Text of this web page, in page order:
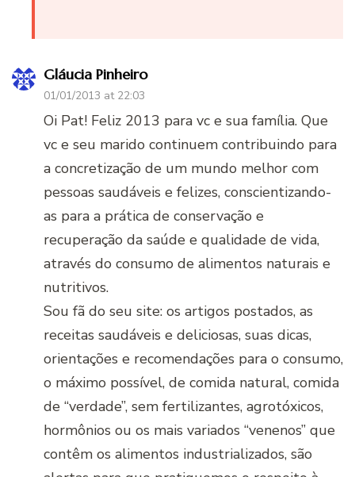
Gláucia Pinheiro
01/01/2013 at 22:03
Oi Pat! Feliz 2013 para vc e sua família. Que
vc e seu marido continuem contribuindo para
a concretização de um mundo melhor com
pessoas saudáveis e felizes, conscientizando-
as para a prática de conservação e
recuperação da saúde e qualidade de vida,
através do consumo de alimentos naturais e
nutritivos.
Sou fã do seu site: os artigos postados, as
receitas saudáveis e deliciosas, suas dicas,
orientações e recomendações para o consumo,
o máximo possível, de comida natural, comida
de “verdade”, sem fertilizantes, agrotóxicos,
hormônios ou os mais variados “venenos” que
contêm os alimentos industrializados, são